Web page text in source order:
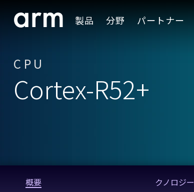
Skip to Footer 製品 分野 パートナー
CPU
Cortex-R52+
概要 クノロジー